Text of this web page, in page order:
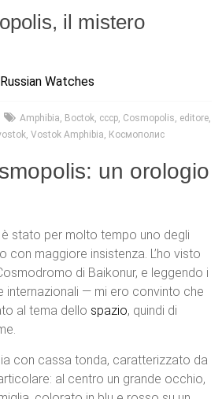
il mistero
Russian Watches
Amphibia, Boctok, cccp, Cosmopolis, editore,
,Vostok Amphibia, Космополис
un orologio
stato per molto tempo uno degli
con maggiore insistenza. L’ho visto
di Baikonur, e leggendo i
internazionali — mi ero convinto che
al tema dello spazio, quindi di
con cassa tonda, caratterizzato da
al centro un grande occhio,